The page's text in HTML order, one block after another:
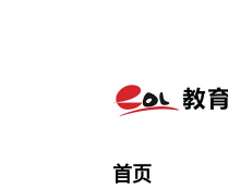
首页